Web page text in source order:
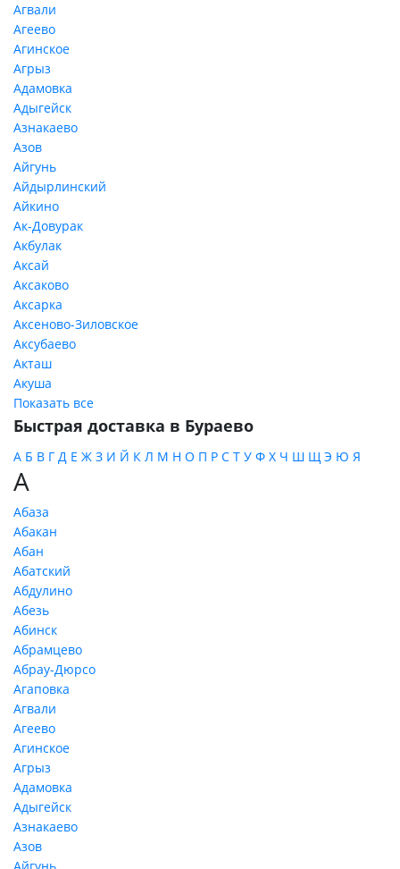
Агвали
Агеево
Агинское
Агрыз
Адамовка
Адыгейск
Азнакаево
Азов
Айгунь
Айдырлинский
Айкино
Ак-Довурак
Акбулак
Аксай
Аксаково
Аксарка
Аксеново-Зиловское
Аксубаево
Акташ
Акуша
Показать все
Быстрая доставка в Бураево
А Б В Г Д Е Ж З И Й К Л М Н О П Р С Т У Ф Х Ч Ш Щ Э Ю Я
А
Абаза
Абакан
Абан
Абатский
Абдулино
Абезь
Абинск
Абрамцево
Абрау-Дюрсо
Агаповка
Агвали
Агеево
Агинское
Агрыз
Адамовка
Адыгейск
Азнакаево
Азов